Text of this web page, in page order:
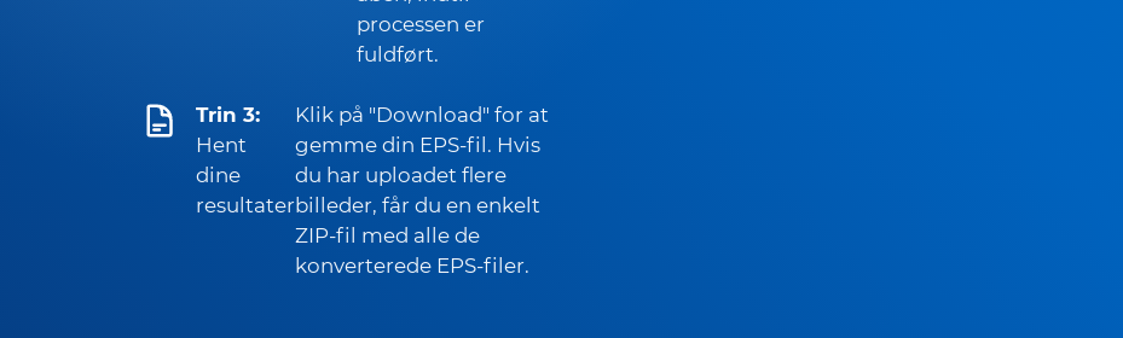
processen er
fuldført.
Trin 3:
Hent
dine
resultater
Klik på "Download" for at
gemme din EPS-fil. Hvis
du har uploadet flere
billeder, får du en enkelt
ZIP-fil med alle de
konverterede EPS-filer.